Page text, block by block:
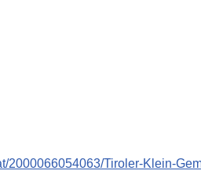
2000066054063/Tiroler-Klein-